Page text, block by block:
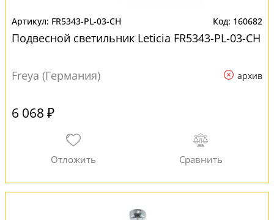
FR5343-PL-03-CH 160682
Подвесной светильник Leticia FR5343-PL-03-CH
Freya (Германия) архив
6 068 ₽